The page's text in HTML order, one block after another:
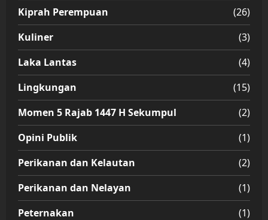
Kiprah Perempuan
(26)
Kuliner
(3)
Laka Lantas
(4)
Lingkungan
(15)
Momen 5 Rajab 1447 H Sekumpul
(2)
Opini Publik
(1)
Perikanan dan Kelautan
(2)
Perikanan dan Nelayan
(1)
Peternakan
(1)